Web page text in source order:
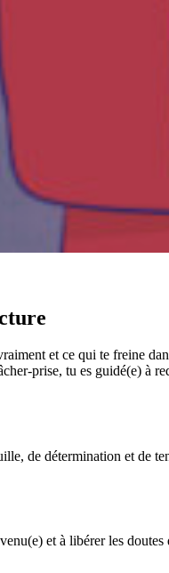
et ce qui te freine
prise, tu es guidé(e) à
de détermination et de
et à libérer les